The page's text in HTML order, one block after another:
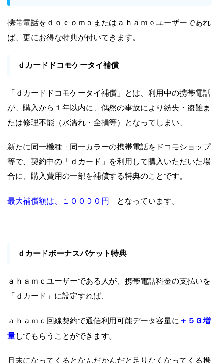
携帯電話をｄｏｃｏｍｏまたはａｈａｍｏユーザーであれ
ば、更にお得な特典が付いてきます。
ｄカードドコモケータイ補償
「ｄカードドコモケータイ補償」とは、利用中の携帯電話
が、購入から１年以内に、偶然の事故により紛失・盗難ま
たは修理不能（水濡れ・全損等）となってしまい、
新たに同一機種・同一カラーの携帯電話をドコモショップ
等で、契約中の「ｄカード」を利用して購入いただいた場
合に、購入費用の一部を補償する特典のことです。
最大補償額は、１００００円 となっています。
ｄカードボーナスパケット特典
ａｈａｍｏユーザーである人が、携帯電話料金の支払いを
「ｄカード」に設定すれば、
ａｈａｍｏ回線契約で通信利用可能データ容量に ＋５Ｇ増
量してもらうことができます。
月末になってくるとなんだかんだと足りなくなってくる携